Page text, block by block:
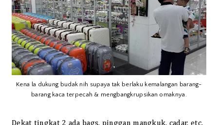
Kena la dukung budak nih supaya tak berlaku kemalangan barang-
barang kaca terpecah & mengbangkrupsikan omaknya.